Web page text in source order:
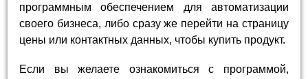
программным обеспечением для автоматизации
своего бизнеса, либо сразу же перейти на страницу
цены или контактных данных, чтобы купить продукт.
Если вы желаете ознакомиться с программой,